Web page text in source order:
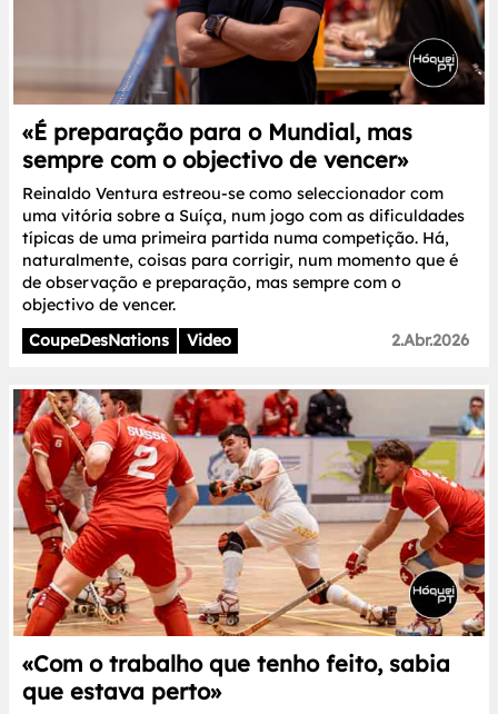
«É preparação para o Mundial, mas
sempre com o objectivo de vencer»
Reinaldo Ventura estreou-se como seleccionador com
uma vitória sobre a Suíça, num jogo com as dificuldades
típicas de uma primeira partida numa competição. Há,
naturalmente, coisas para corrigir, num momento que é
de observação e preparação, mas sempre com o
objectivo de vencer.
CoupeDesNations
Video 2.Abr.2026
«Com o trabalho que tenho feito, sabia
que estava perto»